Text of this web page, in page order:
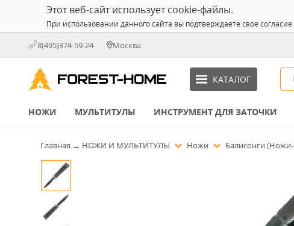
Этот веб-сайт использует cookie-файлы.
При использовании данного сайта вы подтверждаете свое
8(495)374-59-24 Москва
КАТАЛОГ
НОЖИ МУЛЬТИТУЛЫ ИНСТРУМЕНТ ДЛЯ ЗАТОЧКИ
Главная → НОЖИ И МУЛЬТИТУЛЫ Ножи Балисонги